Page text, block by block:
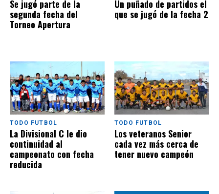
Se jugó parte de la
segunda fecha del
Torneo Apertura
Un puñado de partidos el
que se jugó de la fecha 2
TODO FUTBOL
La Divisional C le dio
continuidad al
campeonato con fecha
reducida
TODO FUTBOL
Los veteranos Senior
cada vez más cerca de
tener nuevo campeón